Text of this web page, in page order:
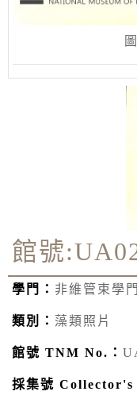
館號
學門： 非維管束學門
類別： 藻類照片
館號 TNM No.：
採集號 Collector's